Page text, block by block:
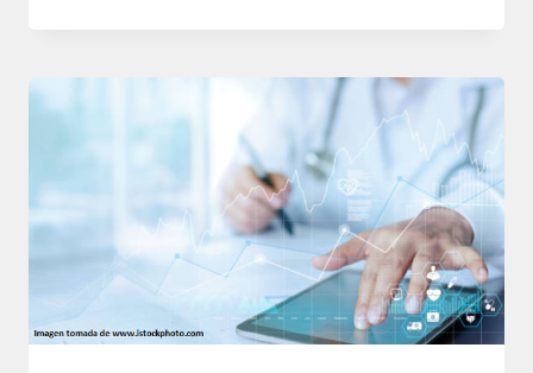
PERFORMANCE
INDICATORS
–